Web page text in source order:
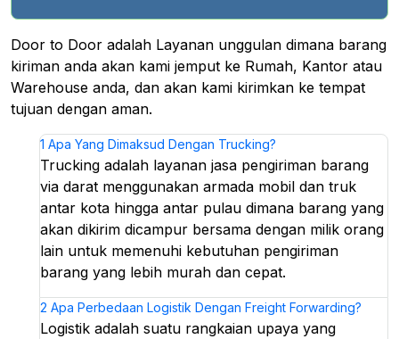
Door to Door adalah Layanan unggulan dimana barang
kiriman anda akan kami jemput ke Rumah, Kantor atau
Warehouse anda, dan akan kami kirimkan ke tempat
tujuan dengan aman.
1 Apa Yang Dimaksud Dengan Trucking?
Trucking adalah layanan jasa pengiriman barang
via darat menggunakan armada mobil dan truk
antar kota hingga antar pulau dimana barang yang
akan dikirim dicampur bersama dengan milik orang
lain untuk memenuhi kebutuhan pengiriman
barang yang lebih murah dan cepat.
2 Apa Perbedaan Logistik Dengan Freight Forwarding?
Logistik adalah suatu rangkaian upaya yang